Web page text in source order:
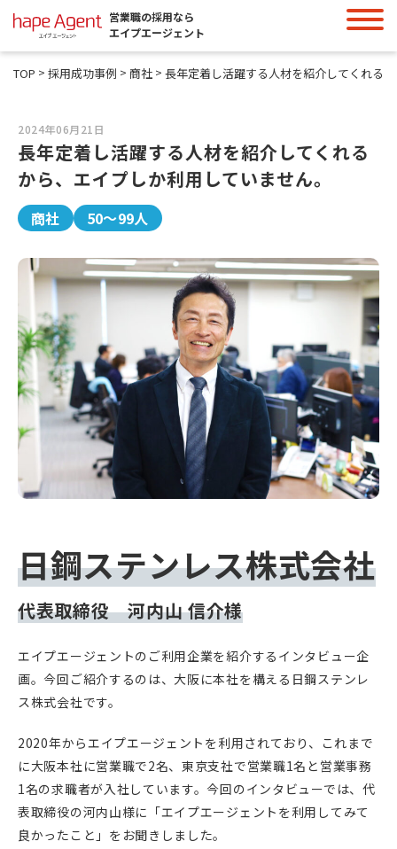
営業職の採用なら
エイプエージェント
TOP > 採用成功事例 > 商社 >
2024年06月21日
長年定着し活躍する人材を紹介してくれる
から、エイプしか利用していません。
商社 50～99人
日鋼ステンレス株式会社
代表取締役 河内山 信介様
エイプエージェントのご利用企業を紹介するインタビュー企
画。今回ご紹介するのは、大阪に本社を構える日鋼ステンレ
ス株式会社です。
2020年からエイプエージェントを利用されており、これまで
に大阪本社に営業職で2名、東京支社で営業職1名と営業事務
1名の求職者が入社しています。今回のインタビューでは、代
表取締役の河内山様に「エイプエージェントを利用してみて
良かったこと」をお聞きしました。